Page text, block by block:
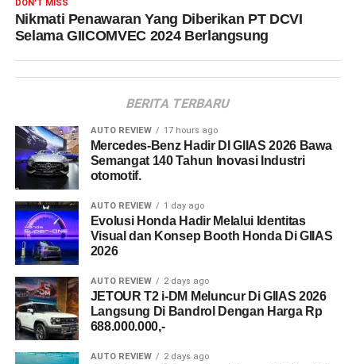
DON'T MISS
Nikmati Penawaran Yang Diberikan PT DCVI
Selama GIICOMVEC 2024 Berlangsung
BERITA TERBARU
AUTO REVIEW 17 hours ago
Mercedes-Benz Hadir DI GIIAS 2026 Bawa
Semangat 140 Tahun Inovasi Industri
otomotif.
AUTO REVIEW 1 day ago
Evolusi Honda Hadir Melalui Identitas
Visual dan Konsep Booth Honda Di GIIAS
2026
AUTO REVIEW 2 days ago
JETOUR T2 i-DM Meluncur Di GIIAS 2026
Langsung Di Bandrol Dengan Harga Rp
688.000.000,-
AUTO REVIEW 2 days ago